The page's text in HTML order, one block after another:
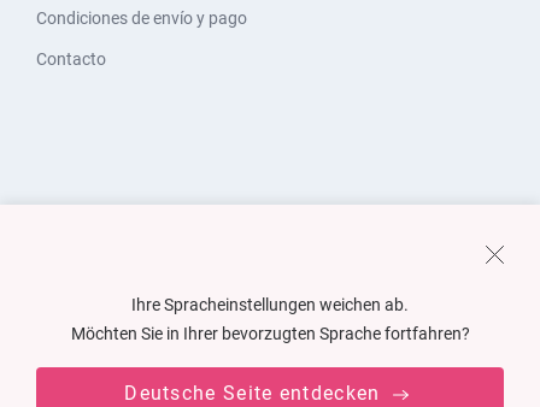
Condiciones de envío y pago
Contacto
Ihre Spracheinstellungen weichen ab.
Möchten Sie in Ihrer bevorzugten Sprache fortfahren?
Deutsche Seite entdecken